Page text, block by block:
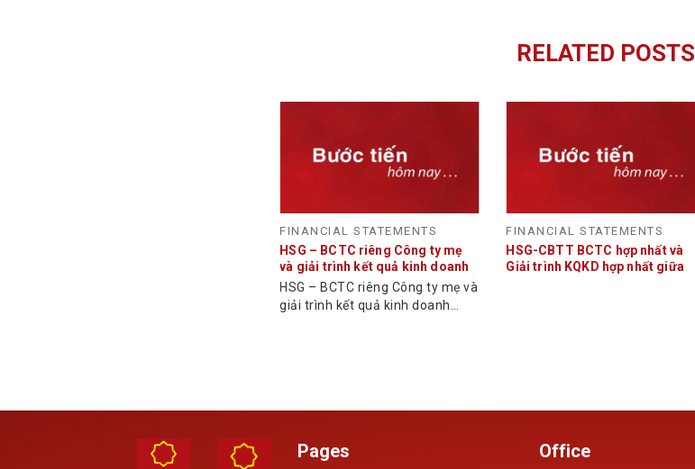
RELATED POSTS
FINANCIAL STATEMENTS
HSG – BCTC riêng Công ty mẹ
và giải trình kết quả kinh doanh
riêng Công ty mẹ Quý 2 và lũy kế
6 tháng đầu NĐTC 2021 – 2022
HSG – BCTC riêng Công ty mẹ và
giải trình kết quả kinh doanh
FINANCIAL STATEMENTS
HSG-CBTT BCTC hợp nhất và
Giải trình KQKD hợp nhất giữa
Pages Office